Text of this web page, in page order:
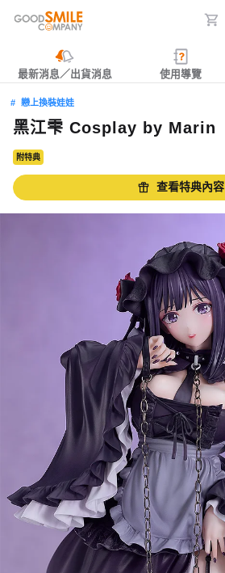
最新消息／出貨消息 使用導覽
戀上換裝娃娃
黑江雫 Cosplay by Marin
附特典
查看特典內容